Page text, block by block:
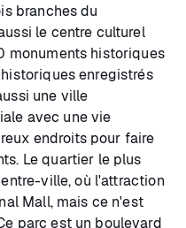
branches du
le centre culturel
monuments historiques
enregistrés
une ville
avec une vie
endroits pour faire
Le quartier le plus
ville, où l'attraction
Mall, mais ce n'est
parc est un boulevard